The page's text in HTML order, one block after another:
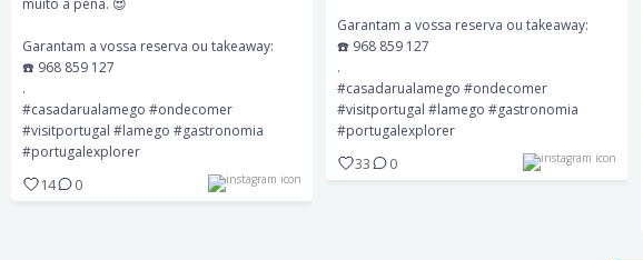
Garantam a vossa reserva ou takeaway:
☎️ 968 859 127
.
#casadarualamego #ondecomer
#visitportugal #lamego #gastronomia
#portugalexplorer
14 0
Garantam a vossa reserva ou takeaway:
☎️ 968 859 127
.
#casadarualamego #ondecomer
#visitportugal #lamego #gastronomia
#portugalexplorer
33 0